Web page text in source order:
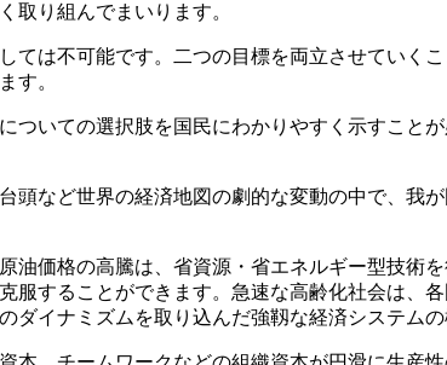
取り組んでまいります。
は不可能です。二つの目標を両立させていく
す。
いての選択肢を国民にわかりやすく示すこと
など世界の経済地図の劇的な変動の中で、我
価格の高騰は、省資源・省エネルギー型技術
服することができます。急速な高齢化社会は、
イナミズムを取り込んだ強靱な経済システム